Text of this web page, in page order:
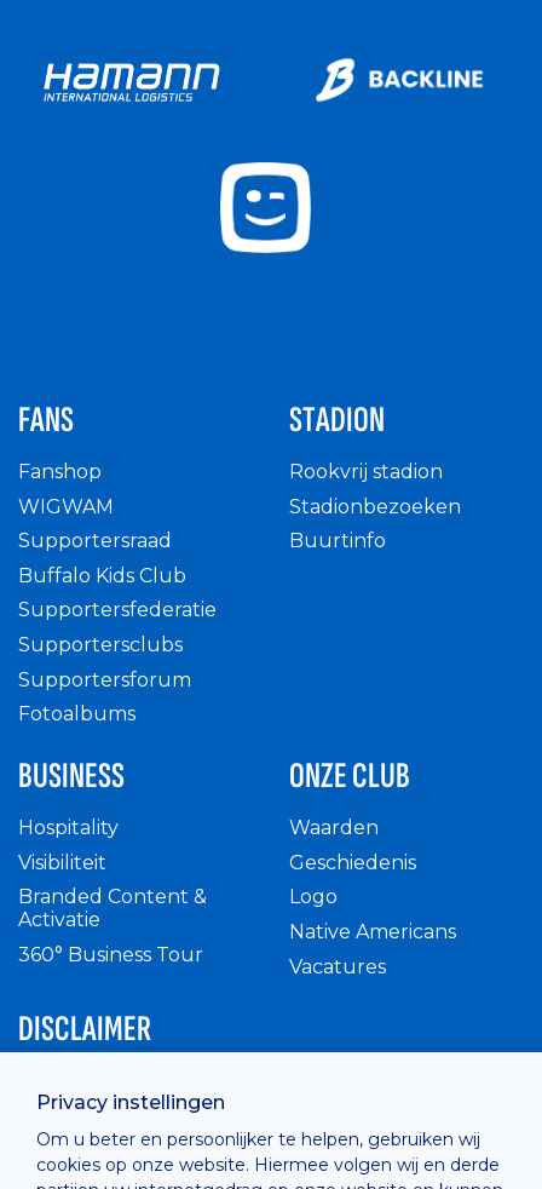
Privacy instellingen
Om u beter en persoonlijker te helpen, gebruiken wij
cookies op onze website. Hiermee volgen wij en derde
FANS
Fanshop
WIGWAM
Supportersraad
Buffalo Kids Club
Supportersfederatie
Supportersclubs
Supportersforum
Fotoalbums
STADION
Rookvrij stadion
Stadionbezoeken
Buurtinfo
BUSINESS
Hospitality
Visibiliteit
Branded Content &
Activatie
360° Business Tour
ONZE CLUB
Waarden
Geschiedenis
Logo
Native Americans
Vacatures
DISCLAIMER
Privacy Policy
Cashless
verkoopsvoorwaarden